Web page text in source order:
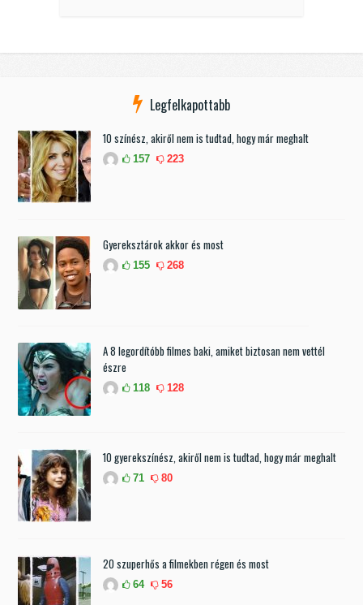
Legfelkapottabb
10 színész, akiről nem is tudtad, hogy már meghalt
157 223
Gyereksztárok akkor és most
155 268
A 8 legordítóbb filmes baki, amiket biztosan nem vettél
észre
118 128
10 gyerekszínész, akiről nem is tudtad, hogy már meghalt
71 80
20 szuperhős a filmekben régen és most
64 56